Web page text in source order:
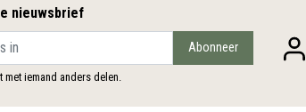
nieuwsbrief
Abonneer
iemand anders delen.